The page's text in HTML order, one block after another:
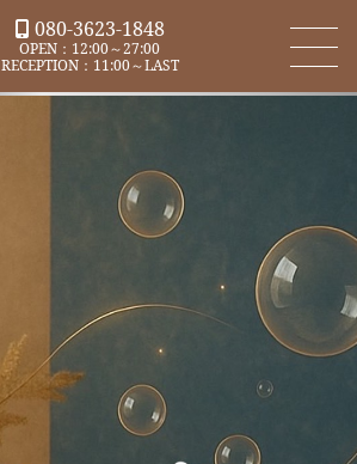
080-3623-1848
OPEN：12:00～27:00
RECEPTION：11:00～LAST